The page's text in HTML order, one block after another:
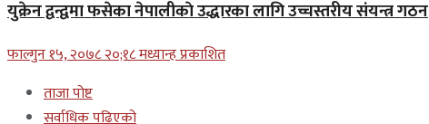
युक्रेन द्वन्द्वमा फसेका नेपालीकाे उद्धारका लागि उच्चस्तरीय संयन्त्र गठन
फाल्गुन १५, २०७८ २०;१८ मध्यान्ह प्रकाशित
ताजा पोष्ट
सर्वाधिक पढिएको